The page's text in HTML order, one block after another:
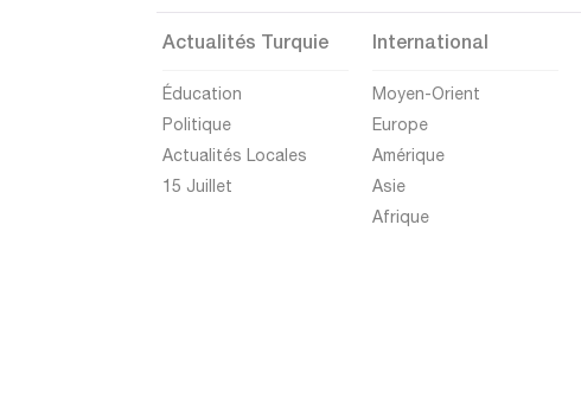
Hatay
Isparta
Karabük
Actualités Turquie
Éducation
Politique
Actualités Locales
15 Juillet
International
Moyen-Orient
Europe
Amérique
Asie
Afrique